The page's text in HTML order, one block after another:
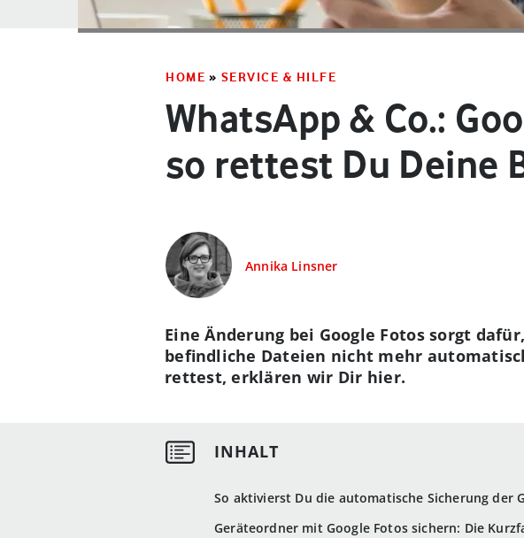
HOME » SERVICE & HILFE
WhatsApp & Co.:
so rettest Du Deine
Annika Linsner
So aktivierst Du die automatische Sicherung der
Geräteordner mit Google Fotos sichern: Die
Eine Änderung bei Google Fotos sorgt
befindliche Dateien nicht mehr
rettest, erklären wir Dir hier.